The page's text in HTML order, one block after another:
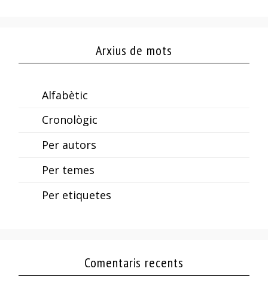
Arxius de mots
Alfabètic
Cronològic
Per autors
Per temes
Per etiquetes
Comentaris recents